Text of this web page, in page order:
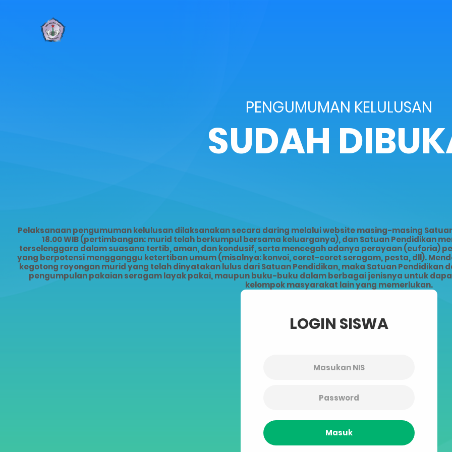
PENGUMUMAN KELULUSAN
SUDAH
Pelaksanaan pengumuman kelulusan dilaksanakan secara daring melalui website masing-masing
18.00 WIB (pertimbangan: murid telah berkumpul bersama keluarganya), dan Satuan Pendidikan
terselenggara dalam suasana tertib, aman, dan kondusif, serta mencegah adanya perayaan (euforia)
yang berpotensi mengganggu ketertiban umum (misalnya: konvoi, coret-coret seragam, pesta, dll).
kegotong royongan murid yang telah dinyatakan lulus dari Satuan Pendidikan, maka Satuan
pengumpulan pakaian seragam layak pakai, maupun buku-buku dalam berbagai jenisnya untuk
kelompok masyarakat lain yang memerlukan.
LOGIN SISWA
Masuk